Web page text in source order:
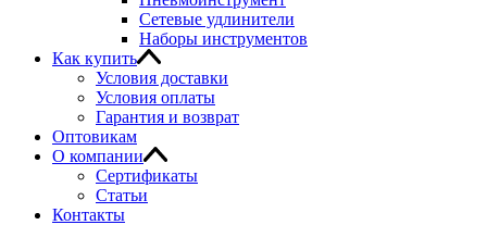
Сетевые удлинители
Наборы инструментов
Как купить
Условия доставки
Условия оплаты
Гарантия и возврат
Оптовикам
О компании
Сертификаты
Статьи
Контакты